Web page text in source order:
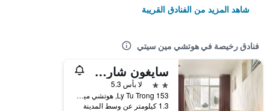
شاهد المزيد من الفنادق القريبة
فنادق رخيصة في هوتشي مين سيتي
سايغون شارم هوتل
2 نجمتين
لا بأس 5.3
153 Ly Tu Trong, هوتشي مين سيتي, فيتنام
1.3 كيلومتر عن وسط المدينة